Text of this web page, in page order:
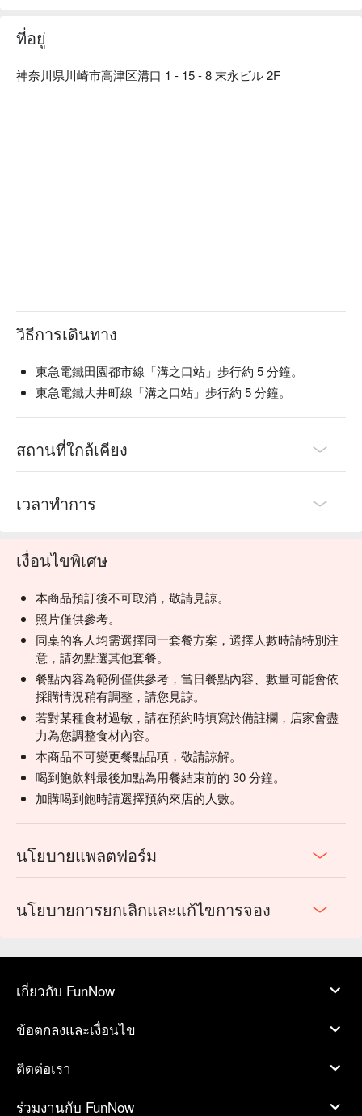
間。在匠人精心設計的沈穩日式氛圍中，以美酒佳餚招待來
客、帶您品味日常之美。此外，如同店名「椀」（碗）一樣，
益子燒，與餐廳裝潢完美結合，更襯托料理美味。
ที่อยู่
神奈川県川崎市高津区溝口 1 - 15 - 8 末永ビル 2F
วิธีการเดินทาง
東急電鐵田園都市線「溝之口站」步行約 5 分鐘。
東急電鐵大井町線「溝之口站」步行約 5 分鐘。
สถานที่ใกล้เคียง
เวลาทำการ
เงื่อนไขพิเศษ
本商品預訂後不可取消，敬請見諒。
照片僅供參考。
同桌的客人均需選擇同一套餐方案，選擇人數時請特別注
意，請勿點選其他套餐。
餐點內容為範例僅供參考，當日餐點內容、數量可能會依
採購情況稍有調整，請您見諒。
若對某種食材過敏，請在預約時填寫於備註欄，店家會盡
力為您調整食材內容。
本商品不可變更餐點品項，敬請諒解。
喝到飽飲料最後加點為用餐結束前的 30 分鐘。
加購喝到飽時請選擇預約來店的人數。
นโยบายแพลตฟอร์ม
นโยบายการยกเลิกและแก้ไขการจอง
เกี่ยวกับ FunNow
ข้อตกลงและเงื่อนไข
ติดต่อเรา
ร่วมงานกับ FunNow